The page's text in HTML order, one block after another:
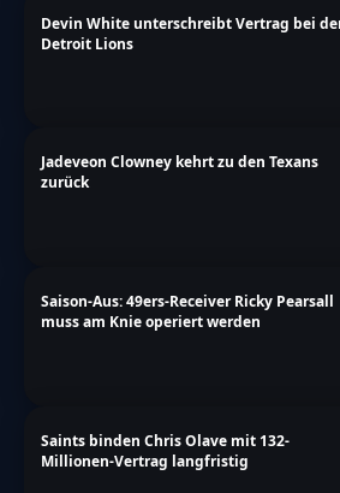
Devin White unterschreibt Vertrag bei
Detroit Lions
Jadeveon Clowney kehrt zu den Texans
zurück
Saison-Aus: 49ers-Receiver Ricky Pearsall
muss am Knie operiert werden
Saints binden Chris Olave mit 132-
Millionen-Vertrag langfristig